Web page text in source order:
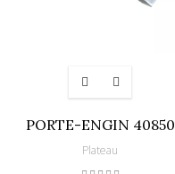
PORTE-ENGIN 40850
Plateau